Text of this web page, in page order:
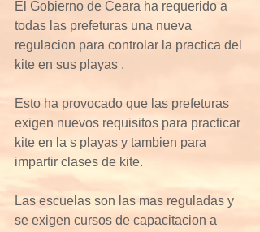
El Gobierno de Ceara ha requerido a
todas las prefeturas una nueva
regulacion para controlar la practica del
kite en sus playas .
Esto ha provocado que las prefeturas
exigen nuevos requisitos para practicar
kite en la s playas y tambien para
impartir clases de kite.
Las escuelas son las mas reguladas y
se exigen cursos de capacitacion a